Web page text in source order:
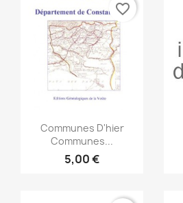
Anteprima
Communes D'hier
Communes...
5,00 €
favorite_border